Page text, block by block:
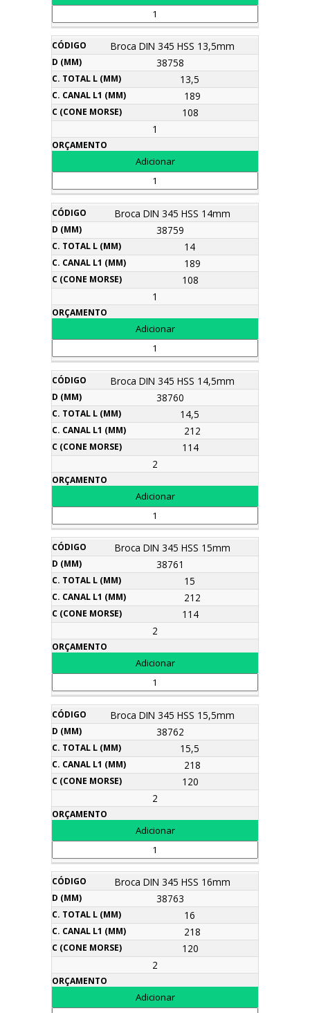
Broca DIN 345 HSS 13,5mm
38758
13,5
189
108
1
Broca DIN 345 HSS 14mm
38759
14
189
108
1
Broca DIN 345 HSS 14,5mm
38760
14,5
212
114
2
Broca DIN 345 HSS 15mm
38761
15
212
114
2
Broca DIN 345 HSS 15,5mm
38762
15,5
218
120
2
Broca DIN 345 HSS 16mm
38763
16
218
120
2